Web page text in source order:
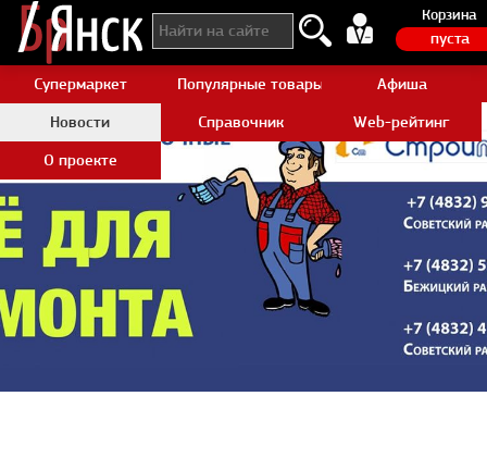
Корзина
пуста
Супермаркет Популярные товары AliexpressАфиша
Новости
Справочник
Web-рейтинг
О проекте